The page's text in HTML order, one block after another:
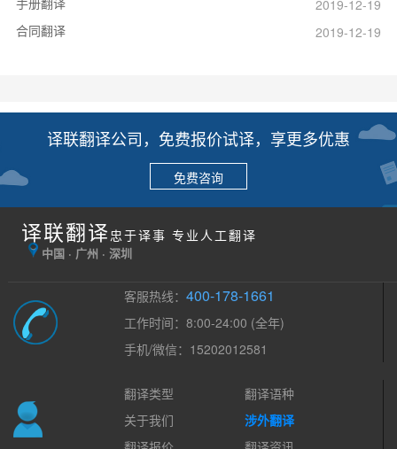
2019-12-19
合同翻译
2019-12-19
译联翻译公司，免费报价试译，享更多优惠
免费咨询
译联翻译 忠于译事 专业人工翻译
中国 · 广州 · 深圳
客服热线：400-178-1661
工作时间：8:00-24:00 (全年)
手机/微信：15202012581
翻译类型
翻译语种
关于我们
涉外翻译